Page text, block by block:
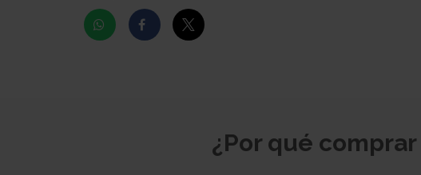
¿Por qué comprar